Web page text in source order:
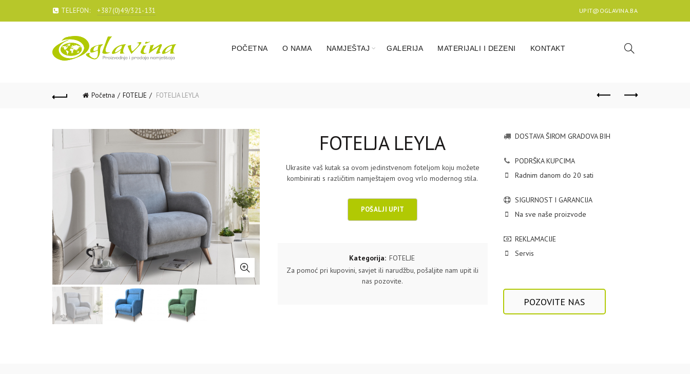
TELEFON: +387(0)49/321-131 UPIT@OGLAVINA.BA
POČETNA O NAMA NAMJEŠTAJ GALERIJA MATERIJALI I DEZENI KONTAKT
Početna FOTELJE FOTELJA LEYLA
FOTELJA LEYLA
Ukrasite vaš kutak sa ovom jedinstvenom foteljom koju možete
kombinirati s različitim namještajem ovog vrlo modernog stila.
Kategorija: FOTELJE
Za pomoć pri kupovini, savjet ili narudžbu, pošaljite nam upit ili
nas pozovite.
DOSTAVA ŠIROM GRADOVA BIH
PODRŠKA KUPCIMA
Radnim danom do 20 sati
SIGURNOST I GARANCIJA
Na sve naše proizvode
REKLAMACIJE
Servis
POZOVITE NAS